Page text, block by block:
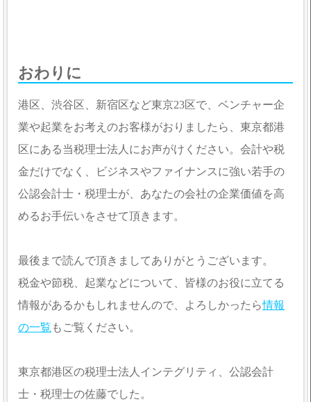
おわりに
港区、渋谷区、新宿区など東京23区で、ベンチャー企
業や起業をお考えのお客様がおりましたら、東京都港
区にある当税理士法人にお声がけください。会計や税
金だけでなく、ビジネスやファイナンスに強い若手の
公認会計士・税理士が、あなたの会社の企業価値を高
めるお手伝いをさせて頂きます。
最後まで読んで頂きましてありがとうございます。
税金や節税、起業などについて、皆様のお役に立てる
情報があるかもしれませんので、よろしかったら情報
の一覧 もご覧ください。
東京都港区の税理士法人インテグリティ、公認会計
士・税理士の佐藤でした。